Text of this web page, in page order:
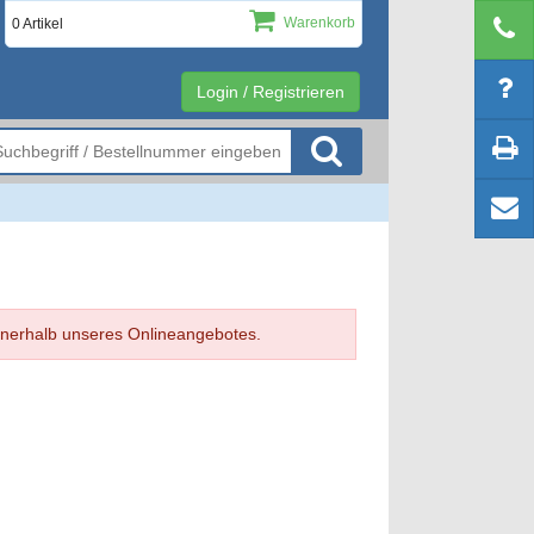
Login / Registrieren
0 Artikel Warenkorb
unseres Onlineangebotes.